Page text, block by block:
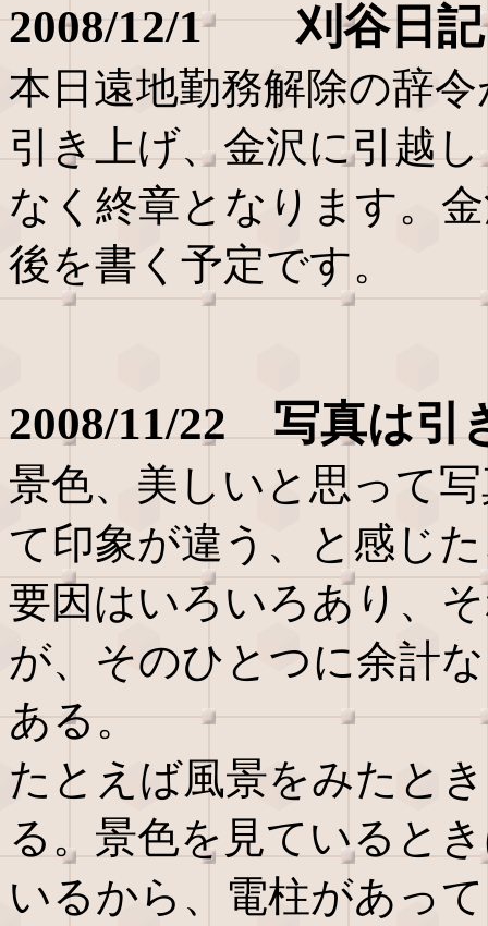
2008/12/1 刈谷日記
本日遠地勤務解除の辞
引き上げ、金沢に引越
なく終章となります。
後を書く予定です。
2008/11/22 写真は引
景色、美しいと思って
て印象が違う、と感じ
要因はいろいろあり、
が、そのひとつに余計
ある。
たとえば風景をみたと
る。景色を見ていると
いるから、電柱があっ